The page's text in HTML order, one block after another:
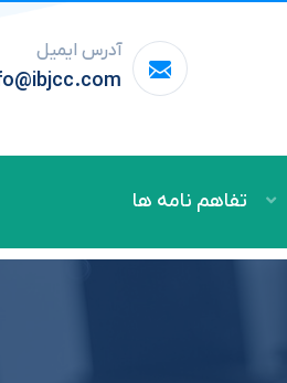
آدرس ایمیل
تفاهم نامه ها